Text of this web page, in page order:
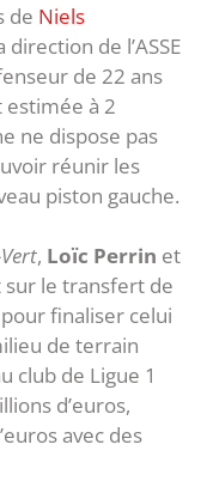
de Niels
de l’ASSE
de 22 ans
estimée à 2
ne dispose pas
réunir les
piston gauche.
, Loïc Perrin et
sur le transfert de
finaliser celui
de terrain
club de Ligue 1
d’euros,
avec des